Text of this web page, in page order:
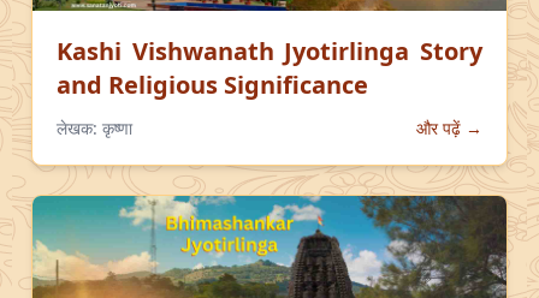
Kashi Vishwanath Jyotirlinga Story
and Religious Significance
लेखक: कृष्णा और पढ़ें →